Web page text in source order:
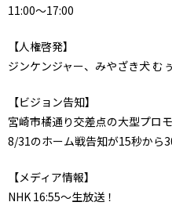
11:00～17:00
【人権啓発】
ジンケンジャー、みやざき犬 む
【ビジョン告知】
宮崎市橘通り交差点の大型プロ
8/31のホーム戦告知が15秒から
【メディア情報】
NHK 16:55〜生放送！